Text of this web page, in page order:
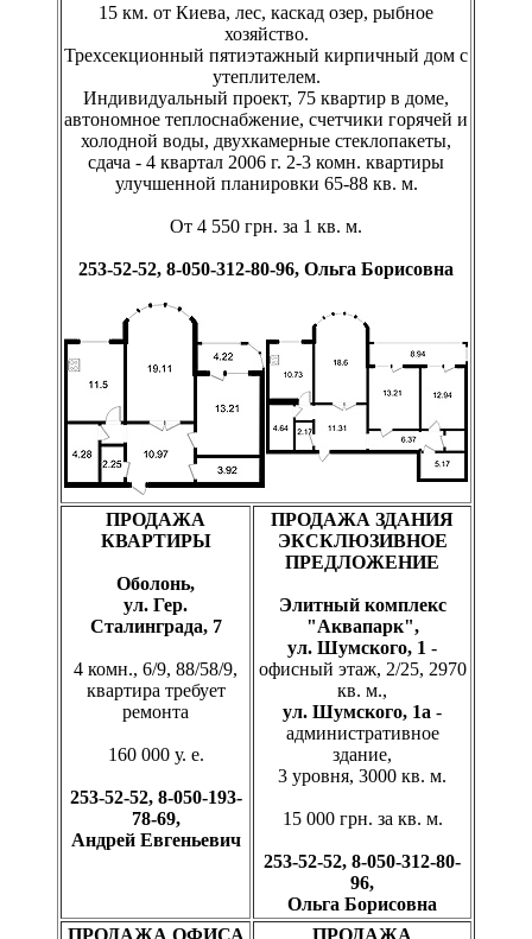
15 км. от Киева, лес, каскад озер, рыбное
хозяйство.
Трехсекционный пятиэтажный кирпичный дом с
утеплителем.
Индивидуальный проект, 75 квартир в доме,
автономное теплоснабжение, счетчики горячей и
холодной воды, двухкамерные стеклопакеты,
сдача - 4 квартал 2006 г. 2-3 комн. квартиры
улучшенной планировки 65-88 кв. м.
От 4 550 грн. за 1 кв. м.
253-52-52, 8-050-312-80-96, Ольга Борисовна
ПРОДАЖА
КВАРТИРЫ
Оболонь,
ул. Гер.
Сталинграда, 7
4 комн., 6/9, 88/58/9,
квартира требует
ремонта
160 000 у. е.
253-52-52, 8-050-193-
78-69,
Андрей Евгеньевич
ПРОДАЖА ЗДАНИЯ
ЭКСКЛЮЗИВНОЕ
ПРЕДЛОЖЕНИЕ
Элитный комплекс
"Аквапарк",
ул. Шумского, 1 -
офисный этаж, 2/25, 2970
кв. м.,
ул. Шумского, 1а -
административное
здание,
3 уровня, 3000 кв. м.
15 000 грн. за кв. м.
253-52-52, 8-050-312-80-
96,
Ольга Борисовна
ПРОДАЖА ОФИСА
ПРОДАЖА